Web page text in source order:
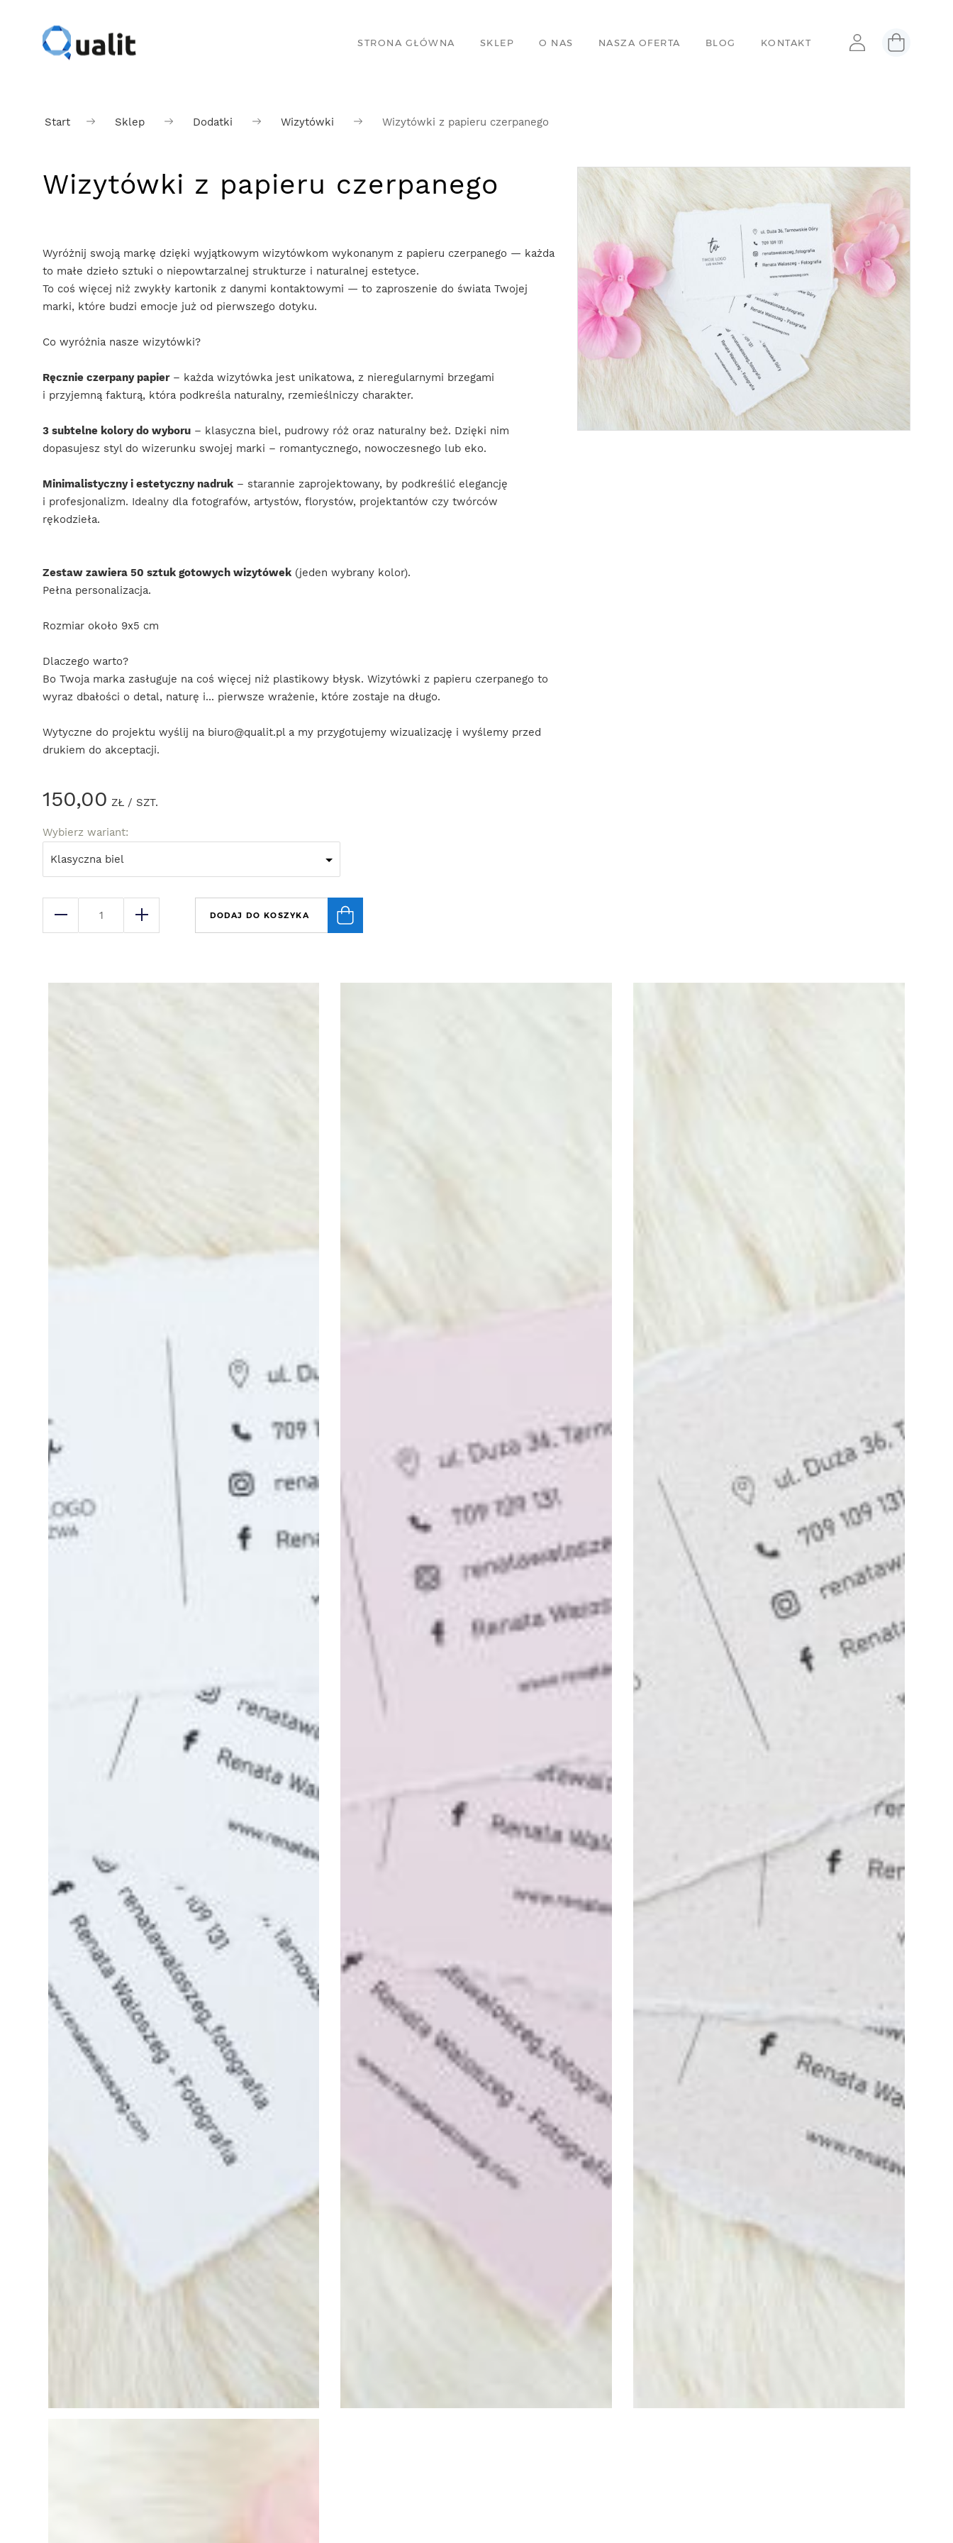
STRONA GŁÓWNA SKLEP O NAS NASZA OFERTA BLOG KONTAKT
Start Sklep Dodatki Wizytówki Wizytówki z papieru czerpanego
Wizytówki z papieru czerpanego
Wyróżnij swoją markę dzięki wyjątkowym wizytówkom wykonanym z papieru czerpanego — każda
to małe dzieło sztuki o niepowtarzalnej strukturze i naturalnej estetyce.
To coś więcej niż zwykły kartonik z danymi kontaktowymi — to zaproszenie do świata Twojej
marki, które budzi emocje już od pierwszego dotyku.
Co wyróżnia nasze wizytówki?
Ręcznie czerpany papier– każda wizytówka jest unikatowa, z nieregularnymi brzegami
i przyjemną fakturą, która podkreśla naturalny, rzemieślniczy charakter.
3 subtelne kolory do wyboru – klasyczna biel, pudrowy róż oraz naturalny beż. Dzięki nim
dopasujesz styl do wizerunku swojej marki – romantycznego, nowoczesnego lub eko.
Minimalistyczny i estetyczny nadruk – starannie zaprojektowany, by podkreślić elegancję
i profesjonalizm. Idealny dla fotografów, artystów, florystów, projektantów czy twórców
rękodzieła.
Zestaw zawiera 50 sztuk gotowych wizytówek (jeden wybrany kolor).
Pełna personalizacja.
Rozmiar około 9x5 cm
Dlaczego warto?
Bo Twoja marka zasługuje na coś więcej niż plastikowy błysk. Wizytówki z papieru czerpanego to
wyraz dbałości o detal, naturę i... pierwsze wrażenie, które zostaje na długo.
Wytyczne do projektu wyślij na biuro@qualit.pl a my przygotujemy wizualizację i wyślemy przed
drukiem do akceptacji.
150,00 ZŁ / SZT.
Wybierz wariant:
Klasyczna biel
DODAJ DO KOSZYKA